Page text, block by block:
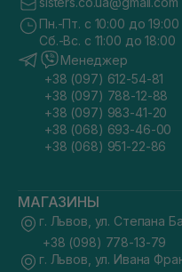
Пн.-Пт. с 10:00 до 19:00
Сб.-Вс. с 11:00 до 18:00
Менеджер
+38 (097) 612-54-81
+38 (097) 788-12-88
+38 (097) 983-41-20
+38 (068) 693-46-00
+38 (068) 951-22-86
МАГАЗИНЫ
г. Львов, ул. Степана
+38 (098) 778-13-79
г. Львов, ул. Ивана